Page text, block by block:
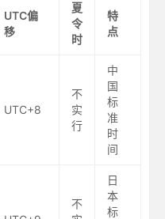
UTC偏
移
夏
令
时
特
点
UTC+8
不
实
行
中
国
标
准
时
间
不
日
本
标